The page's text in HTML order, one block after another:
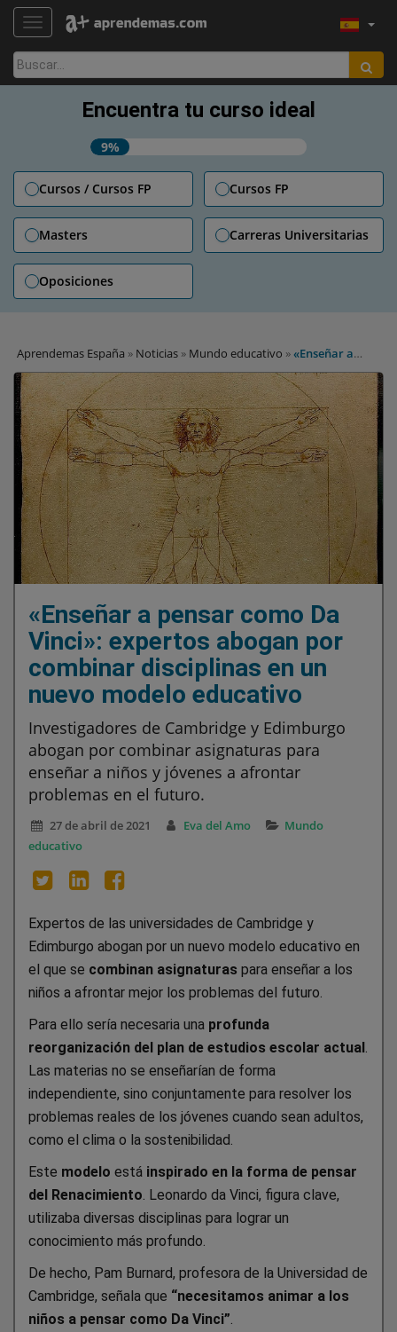
TOGGLE NAVIGATION
Buscar:
Encuentra tu curso ideal
9%
Cursos / Cursos FP Cursos FP
Masters Carreras Universitarias
Oposiciones
Aprendemas España » Noticias » Mundo educativo »«Enseñar a
pensar como Da Vinci»: expertos abogan por combinar disciplinas
en un nuevo modelo educativo
«Enseñar a pensar como Da
Vinci»: expertos abogan por
combinar disciplinas en un
nuevo modelo educativo
Investigadores de Cambridge y Edimburgo
abogan por combinar asignaturas para
enseñar a niños y jóvenes a afrontar
problemas en el futuro.
27 de abril de 2021 Eva del Amo
Mundo
educativo
Expertos de las universidades de Cambridge y
Edimburgo abogan por un nuevo modelo educativo en
el que se combinan asignaturas para enseñar a los
niños a afrontar mejor los problemas del futuro.
Para ello sería necesaria una profunda
reorganización del plan de estudios escolar actual
Las materias no se enseñarían de forma
independiente, sino conjuntamente para resolver los
problemas reales de los jóvenes cuando sean adultos,
como el clima o la sostenibilidad.
Este modelo está inspirado en la forma de pensar
del Renacimiento . Leonardo da Vinci, figura clave,
utilizaba diversas disciplinas para lograr un
conocimiento más profundo.
De hecho, Pam Burnard, profesora de la Universidad de
Cambridge, señala que “necesitamos animar a los
niños a pensar como Da Vinci”